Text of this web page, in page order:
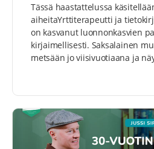
Tässä haastattelussa
aiheitaYrttiterapeutti ja
on kasvanut luonnonkasvien
kirjaimellisesti. Saksalainen
metsään jo viisivuotiaana ja